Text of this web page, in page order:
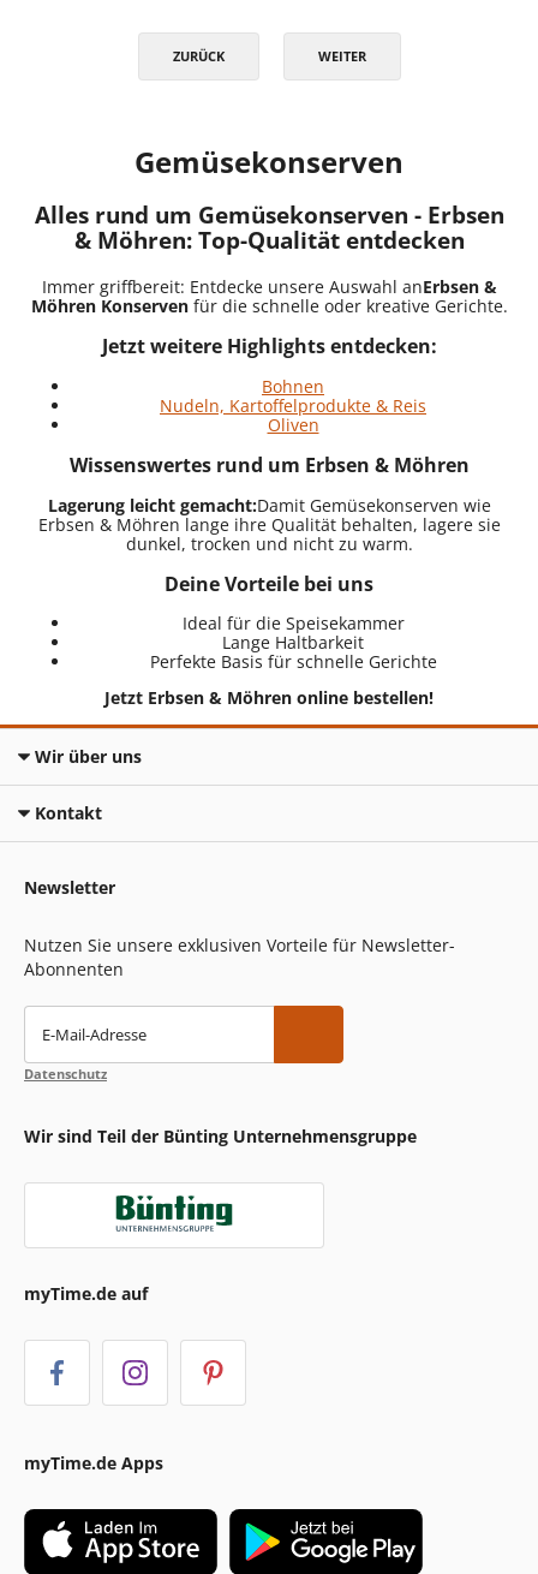
ZURÜCK WEITER
Gemüsekonserven
Alles rund um Gemüsekonserven - Erbsen
& Möhren: Top-Qualität entdecken
Immer griffbereit: Entdecke unsere Auswahl anErbsen &
Möhren Konservenfür die schnelle oder kreative Gerichte.
Jetzt weitere Highlights entdecken:
Bohnen
Nudeln, Kartoffelprodukte & Reis
Oliven
Wissenswertes rund um Erbsen & Möhren
Lagerung leicht gemacht:Damit Gemüsekonserven wie
Erbsen & Möhren lange ihre Qualität behalten, lagere sie
dunkel, trocken und nicht zu warm.
Deine Vorteile bei uns
Ideal für die Speisekammer
Lange Haltbarkeit
Perfekte Basis für schnelle Gerichte
Jetzt Erbsen & Möhren online bestellen!
Wir über uns
Kontakt
Newsletter
Nutzen Sie unsere exklusiven Vorteile für Newsletter-
Abonnenten
E-Mail-Adresse
Datenschutz
Wir sind Teil der Bünting Unternehmensgruppe
myTime.de auf
myTime.de Apps